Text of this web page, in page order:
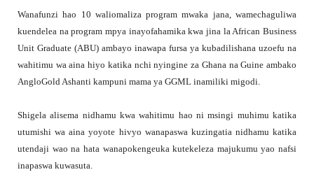
Wanafunzi hao 10 waliomaliza program mwaka jana, wamechaguliwa
kuendelea na program mpya inayofahamika kwa jina la African Business
Unit Graduate (ABU) ambayo inawapa fursa ya kubadilishana uzoefu na
wahitimu wa aina hiyo katika nchi nyingine za Ghana na Guine ambako
AngloGold Ashanti kampuni mama ya GGML inamiliki migodi.
Shigela alisema nidhamu kwa wahitimu hao ni msingi muhimu katika
utumishi wa aina yoyote hivyo wanapaswa kuzingatia nidhamu katika
utendaji wao na hata wanapokengeuka kutekeleza majukumu yao nafsi
inapaswa kuwasuta.